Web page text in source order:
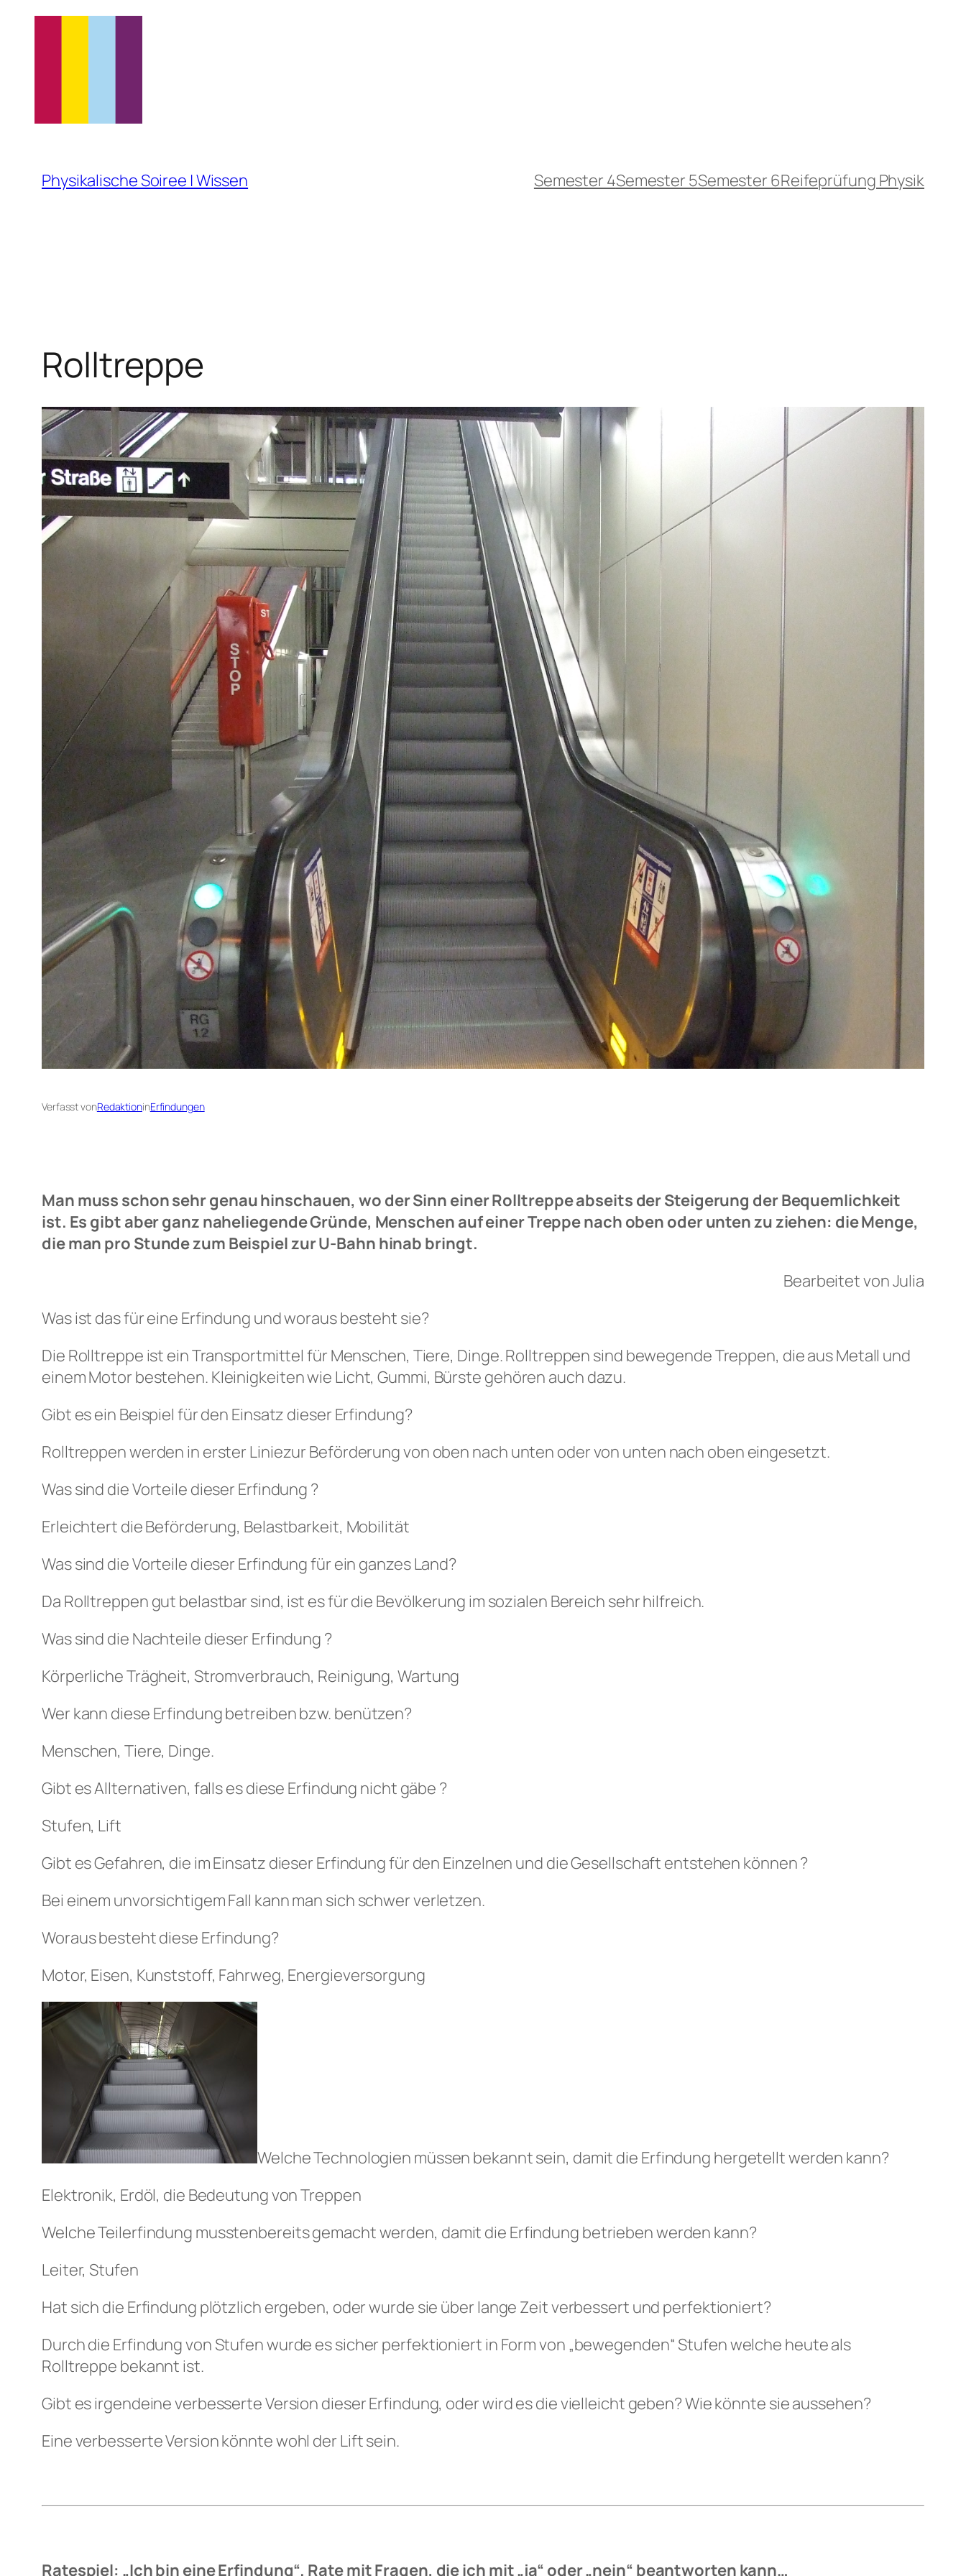
Physikalische Soiree | Wissen Semester 4Semester 5Semester 6Reifeprüfung Physik
Rolltreppe
Verfasst vonRedaktioninErfindungen
Man muss schon sehr genau hinschauen, wo der Sinn einer Rolltreppe abseits der Steigerung der Bequemlichkeit
ist. Es gibt aber ganz naheliegende Gründe, Menschen auf einer Treppe nach oben oder unten zu ziehen: die Menge,
die man pro Stunde zum Beispiel zur U-Bahn hinab bringt.
Bearbeitet von Julia
Was ist das für eine Erfindung und woraus besteht sie?
Die Rolltreppe ist ein Transportmittel für Menschen, Tiere, Dinge. Rolltreppen sind bewegende Treppen, die aus Metall und
einem Motor bestehen. Kleinigkeiten wie Licht, Gummi, Bürste gehören auch dazu.
Gibt es ein Beispiel für den Einsatz dieser Erfindung?
Rolltreppen werden in erster Liniezur Beförderung von oben nach unten oder von unten nach oben eingesetzt.
Was sind die Vorteile dieser Erfindung ?
Erleichtert die Beförderung, Belastbarkeit, Mobilität
Was sind die Vorteile dieser Erfindung für ein ganzes Land?
Da Rolltreppen gut belastbar sind, ist es für die Bevölkerung im sozialen Bereich sehr hilfreich.
Was sind die Nachteile dieser Erfindung ?
Körperliche Trägheit, Stromverbrauch, Reinigung, Wartung
Wer kann diese Erfindung betreiben bzw. benützen?
Menschen, Tiere, Dinge.
Gibt es Allternativen, falls es diese Erfindung nicht gäbe ?
Stufen, Lift
Gibt es Gefahren, die im Einsatz dieser Erfindung für den Einzelnen und die Gesellschaft entstehen können ?
Bei einem unvorsichtigem Fall kann man sich schwer verletzen.
Woraus besteht diese Erfindung?
Motor, Eisen, Kunststoff, Fahrweg, Energieversorgung
Welche Technologien müssen bekannt sein, damit die Erfindung hergetellt werden kann?
Elektronik, Erdöl, die Bedeutung von Treppen
Welche Teilerfindung musstenbereits gemacht werden, damit die Erfindung betrieben werden kann?
Leiter, Stufen
Hat sich die Erfindung plötzlich ergeben, oder wurde sie über lange Zeit verbessert und perfektioniert?
Durch die Erfindung von Stufen wurde es sicher perfektioniert in Form von „bewegenden“ Stufen welche heute als
Rolltreppe bekannt ist.
Gibt es irgendeine verbesserte Version dieser Erfindung, oder wird es die vielleicht geben? Wie könnte sie aussehen?
Eine verbesserte Version könnte wohl der Lift sein.
Ratespiel: „Ich bin eine Erfindung“. Rate mit Fragen, die ich mit „ja“ oder „nein“ beantworten kann…